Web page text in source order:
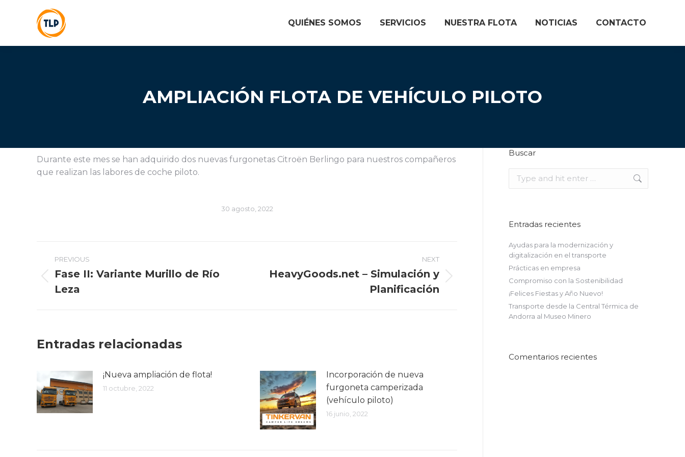
QUIÉNES SOMOS SERVICIOS NUESTRA FLOTA NOTICIAS CONTACTO
AMPLIACIÓN FLOTA DE VEHÍCULO PILOTO
Durante este mes se han adquirido dos nuevas furgonetas Citroën Berlingo para nuestros compañeros
que realizan las labores de coche piloto.
30 agosto, 2022
Post
navigation
PREVIOUS
post:
Fase II: Variante Murillo de Río
Leza
NEXT
HeavyGoods.net – Simulación y
Planificación
Entradas relacionadas
¡Nueva ampliación de flota!
11 octubre, 2022
Incorporación de nueva
furgoneta camperizada
(vehículo piloto)
16 junio, 2022
Buscar
Entradas recientes
Ayudas para la modernización y
digitalización en el transporte
Prácticas en empresa
Compromiso con la Sostenibilidad
¡Felices Fiestas y Año Nuevo!
Transporte desde la Central Térmica de
Andorra al Museo Minero
Comentarios recientes